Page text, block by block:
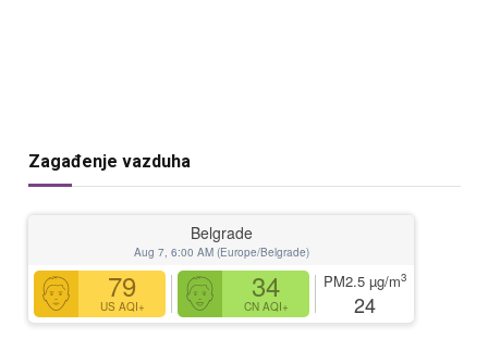
Zagađenje vazduha
Belgrade
Aug 7, 6:00 AM (Europe/Belgrade)
79
US AQI+
34
CN AQI+
PM2.5 µg/m3
24